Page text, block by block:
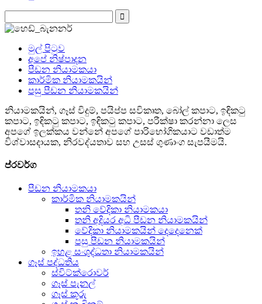
මුල් පිටුව
අපේ නිෂ්පාදන
පීඩන නියාමකයා
කාර්මික නියාමකයින්
පසු පීඩන නියාමකයින්
නියාමකයින්, ගෑස් විදුම්, පයිප්ප සවිකෘත, බෝල් කපාට, ඉඳිකටු
කපාට, ඉඳිකටු කපාට, ඉඳිකටු කපාට, පරීක්ෂා කරන්නා ලෙස
අපගේ ඉලක්කය වන්නේ අපගේ පාරිභෝගිකයාට වඩාත්ම
විශ්වාසදායක, නිරවද්යතාව සහ උසස් ගුණාංග සැපයීමයි.
ප්රවර්ග
පීඩන නියාමකයා
කාර්මික නියාමකයින්
තනි වේදිකා නියාමකයා
තනි අදියර අධි පීඩන නියාමකයින්
වේදිකා නියාමකයින් දෙදෙනෙක්
පසු පීඩන නියාමකයින්
ඉහළ සංශුද්ධතා නියාමකයින්
ගෑස් පද්ධතිය
ස්විට්ක්රොවර්
ගෑස් පැනල්
ගෑස් කූරු